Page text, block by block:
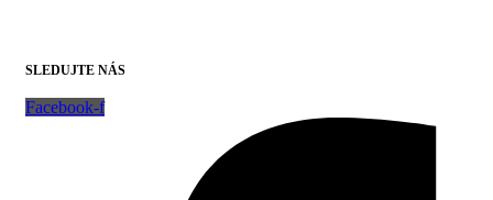
SLEDUJTE NÁS
Facebook-f